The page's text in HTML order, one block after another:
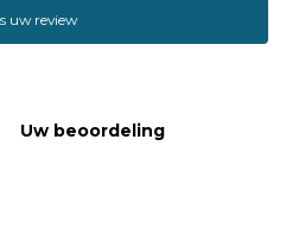
uw review
Uw beoordeling